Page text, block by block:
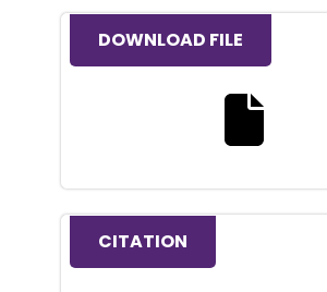
DOWNLOAD FILE
CITATION